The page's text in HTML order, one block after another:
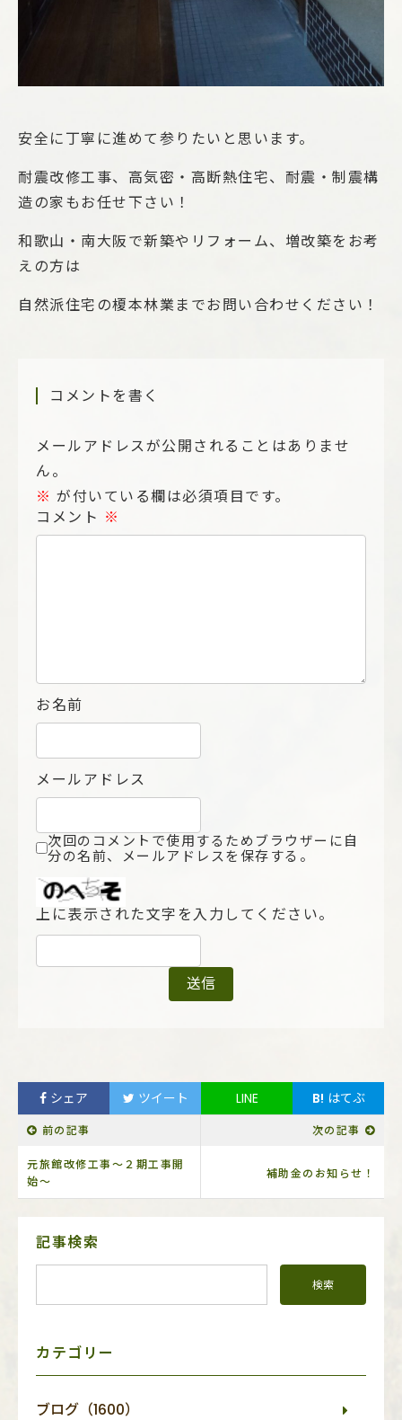
安全に丁寧に進めて参りたいと思います。
耐震改修工事、高気密・高断熱住宅、耐震・制震構
造の家もお任せ下さい！
和歌山・南大阪で新築やリフォーム、増改築をお考
えの方は
自然派住宅の榎本林業までお問い合わせください！
コメントを書く
メールアドレスが公開されることはありませ
ん。
※ が付いている欄は必須項目です。
コメント ※
お名前
メールアドレス
次回のコメントで使用するためブラウザーに自
分の名前、メールアドレスを保存する。
上に表示された文字を入力してください。
シェア ツイート LINE B! はてぶ
前の記事
元旅館改修工事～２期工事開
始～
次の記事
補助金のお知らせ！
サ
ニ
記事検索
カテゴリー
ブログ（1600）